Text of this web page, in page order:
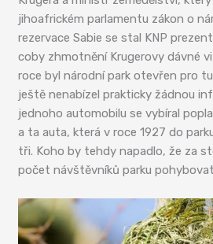
jihoafrickém parlamentu zákon o
rezervace Sabie se stal KNP
coby zhmotnění Krugerovy dávné
roce byl národní park otevřen pro
ještě nenabízel prakticky žádnou
jednoho automobilu se vybíral
a ta auta, která v roce 1927 do
tři. Koho by tehdy napadlo, že za
počet návštěvníků parku